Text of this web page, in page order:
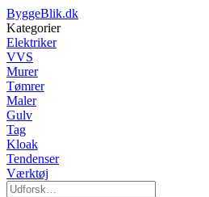
ByggeBlik.dk
Kategorier
Elektriker
VVS
Murer
Tømrer
Maler
Gulv
Tag
Kloak
Tendenser
Værktøj